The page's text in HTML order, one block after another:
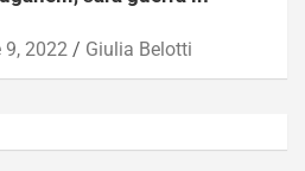
9, 2022 Giulia Belotti